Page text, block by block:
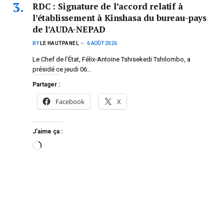
RDC : Signature de l’accord relatif à
l’établissement à Kinshasa du bureau-pays
de l’AUDA-NEPAD
BY LE HAUTPANEL 6 AOÛT 2026
Le Chef de l’État, Félix-Antoine Tshisekedi Tshilombo, a
présidé ce jeudi 06…
Partager :
Facebook X
J’aime ça :